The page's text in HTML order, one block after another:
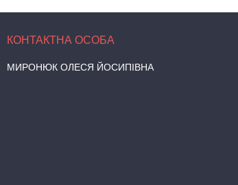
МИРОНЮК ОЛЕСЯ ЙОСИПІВНА